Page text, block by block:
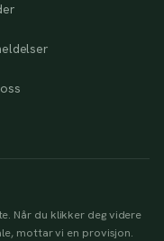
Når du klikker deg videre
mottar vi en provisjon.